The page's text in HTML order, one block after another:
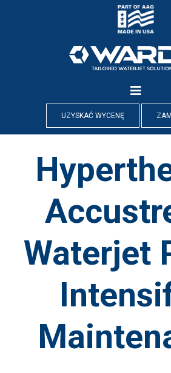
UZYSKAĆ WYCENĘ
Waterjet